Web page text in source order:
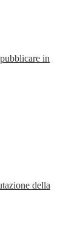
in
della